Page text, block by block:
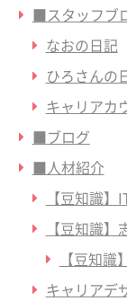
■スタッフブ
なおの日記
ひろさんの
キャリアカ
■ブログ
■人材紹介
【豆知識
【豆知識
【豆知
キャリアデ